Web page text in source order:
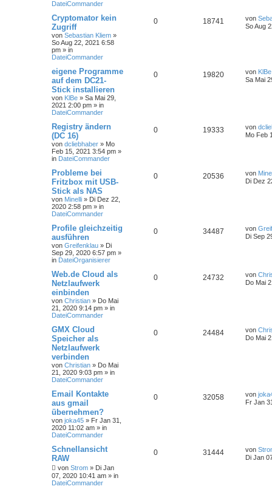
DateiCommander
Cryptomator kein
Zugriff
von Sebastian Kliem »
So Aug 22, 2021 6:58
pm » in
DateiCommander
0 18741 von
So Aug
eigene Programme
auf dem DC21-
Stick installieren
von KlBe » Sa Mai 29,
2021 2:00 pm » in
DateiCommander
0 19820 von KlBe
Sa Mai
Registry ändern
(DC 16)
von dcliebhaber » Mo
Feb 15, 2021 3:54 pm »
in DateiCommander
0 19333 von
Mo Feb
Probleme bei
Fritzbox mit USB-
Stick als NAS
von Minelli » Di Dez 22,
2020 2:58 pm » in
DateiCommander
0 20536 von
Di Dez
Profile gleichzeitig
ausführen
von Greifenklau » Di
Sep 29, 2020 6:57 pm »
in DateiOrganisierer
0 34487 von
Di Sep
Web.de Cloud als
Netzlaufwerk
einbinden
von Christian » Do Mai
21, 2020 9:14 pm » in
DateiCommander
0 24732 von
Do Mai
GMX Cloud
Speicher als
Netzlaufwerk
verbinden
von Christian » Do Mai
21, 2020 9:03 pm » in
DateiCommander
0 24484 von
Do Mai
Email Kontakte
aus gmail
übernehmen?
von joka45 » Fr Jan 31,
2020 11:02 am » in
DateiCommander
0 32058 von
Fr Jan
Schnellansicht
RAW
von Strom » Di Jan
07, 2020 10:41 am » in
DateiCommander
0 31444 von
Di Jan